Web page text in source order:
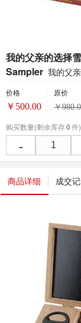
我的父亲的选择
Sampler 我的父
价格
￥ 500.00
原价
￥
购买数量(剩余库存0件)
-
商品详细 成交